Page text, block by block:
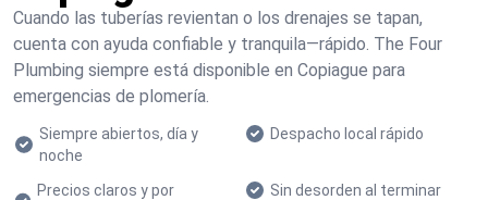
Cuando las tuberías revientan o los drenajes se tapan,
cuenta con ayuda confiable y tranquila—rápido. The Four
Plumbing siempre está disponible en Copiague para
emergencias de plomería.
Siempre abiertos, día y
noche
Despacho local rápido
Precios claros y por
Sin desorden al terminar